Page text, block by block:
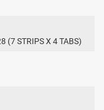
(7 STRIPS X 4 TABS)